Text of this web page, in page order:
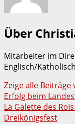
Über
Mitarbeiter im
Englisch/
Zeige alle
Erfolg beim
La Galette des
Dreikönigsfest